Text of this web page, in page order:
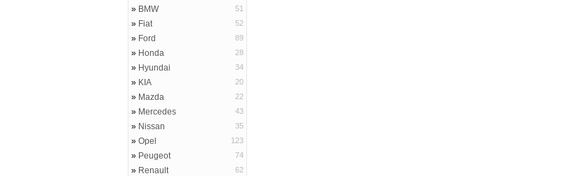
» BMW 51
» Fiat 52
» Ford 89
» Honda 28
» Hyundai 34
» KIA 20
» Mazda 22
» Mercedes 43
» Nissan 35
» Opel 123
» Peugeot 74
» Renault 62